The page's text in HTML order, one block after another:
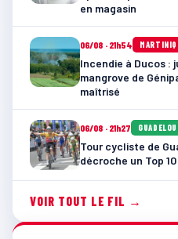
en magasin
06/08 · 21h54
Incendie à Ducos :
mangrove de
maîtrisé
06/08 · 21h27
Tour cycliste de
décroche un Top
VOIR TOUT LE FIL →